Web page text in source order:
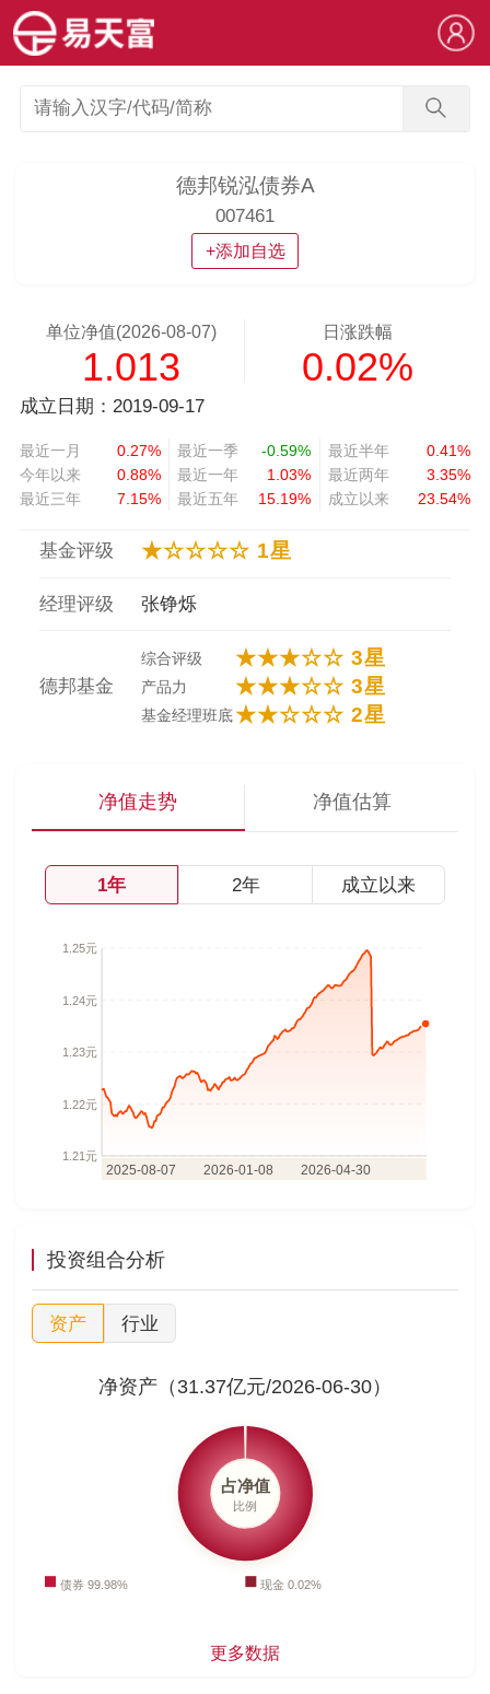
德邦锐泓债券A
007461
+添加自选
单位净值(2026-08-07)
1.013
日涨跌幅
0.02%
成立日期：2019-09-17
最近一月 0.27% 最近一季 -0.59% 最近半年
0.41%
今年以来
0.88% 最近一年 1.03% 最近两年
3.35%
最近三年
7.15% 最近五年 15.19% 成立以来 23.54%
基金评级 ★☆☆☆☆ 1星
经理评级 张铮烁
德邦基金
综合评级 ★★★☆☆ 3星
产品力 ★★★☆☆ 3星
基金经理班底★★☆☆☆ 2星
净值走势 净值估算
1年 2年 成立以来
投资组合分析
资产 行业
净资产（31.37亿元/2026-06-30）
更多数据